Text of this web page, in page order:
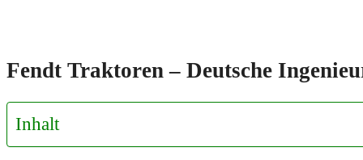
Fendt Traktoren – Deutsche
Inhalt